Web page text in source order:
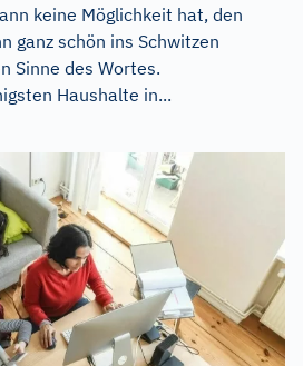
keine Möglichkeit hat, den
ganz schön ins Schwitzen
Sinne des Wortes.
Haushalte in...